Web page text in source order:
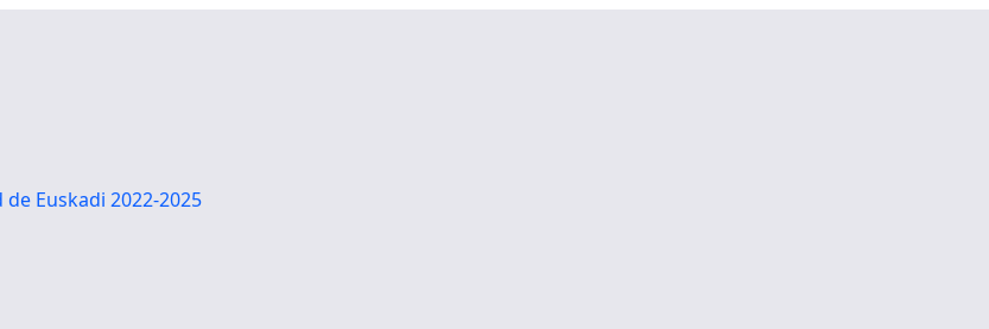
Euskadi 2022-2025